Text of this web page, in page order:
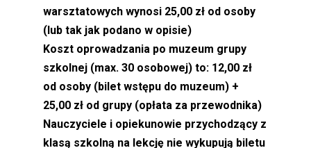
warsztatowych wynosi 25,00 zł od osoby
(lub tak jak podano w opisie)
Koszt oprowadzania po muzeum grupy
szkolnej (max. 30 osobowej) to: 12,00 zł
od osoby (bilet wstępu do muzeum) +
25,00 zł od grupy (opłata za przewodnika)
Nauczyciele i opiekunowie przychodzący z
klasą szkolną na lekcję nie wykupują biletu